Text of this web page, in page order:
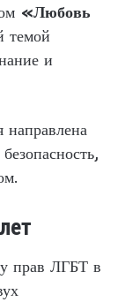
«Любовь
темой
и
направлена
прав ЛГБТ в